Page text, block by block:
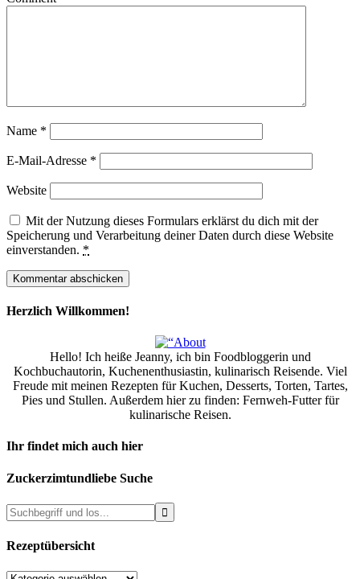
Name *
E-Mail-Adresse *
Website
Mit der Nutzung dieses Formulars erklärst du dich mit der
Speicherung und Verarbeitung deiner Daten durch diese Website
einverstanden. *
Herzlich Willkommen!
Hello! Ich heiße Jeanny, ich bin Foodbloggerin und
Kochbuchautorin, Kuchenenthusiastin, kulinarisch Reisende. Viel
Freude mit meinen Rezepten für Kuchen, Desserts, Torten, Tartes,
Pies und Stullen. Außerdem hier zu finden: Fernweh-Futter für
kulinarische Reisen.
Ihr findet mich auch hier
Zuckerzimtundliebe Suche
Rezeptübersicht